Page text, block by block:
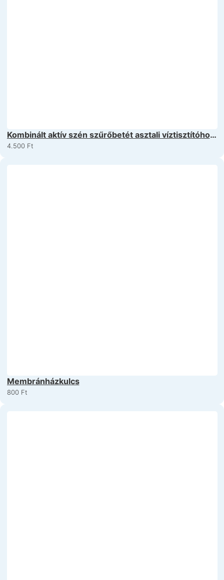
Kombinált aktív szén szűrőbetét asztali víztisztítóhoz
– 5 micron and GAC carbon
4.500 Ft
Membránházkulcs
800 Ft